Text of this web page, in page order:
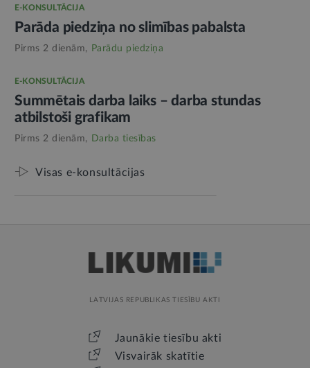
E-KONSULTĀCIJA
Parāda piedziņa no slimības pabalsta
Pirms 2 dienām, Parādu piedziņa
E-KONSULTĀCIJA
Summētais darba laiks – darba stundas
atbilstoši grafikam
Pirms 2 dienām, Darba tiesības
Visas e-konsultācijas
LATVIJAS REPUBLIKAS TIESĪBU AKTI
Jaunākie tiesību akti
Visvairāk skatītie